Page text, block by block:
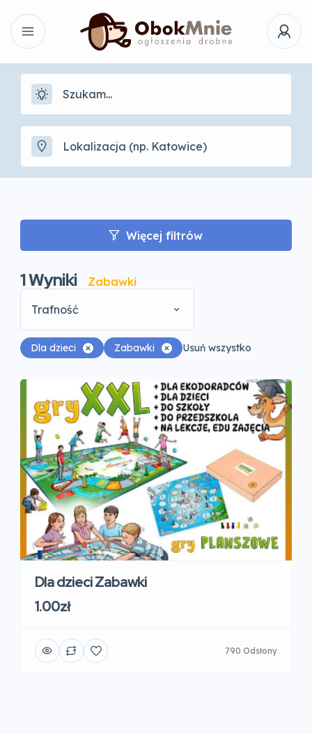
Więcej filtrów
1Wyniki
Zabawki
Trafność
Dla dzieci Zabawki Usuń wszystko
Dla dzieci Zabawki
1.00zł
790 Odsłony